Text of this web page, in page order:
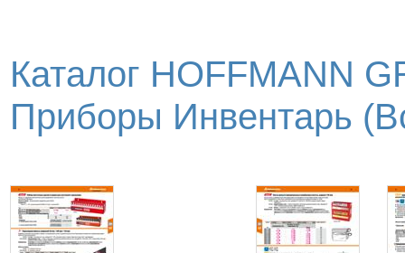
Каталог HOFFMANN
Приборы Инвентарь